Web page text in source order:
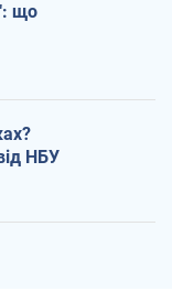
що
НБУ